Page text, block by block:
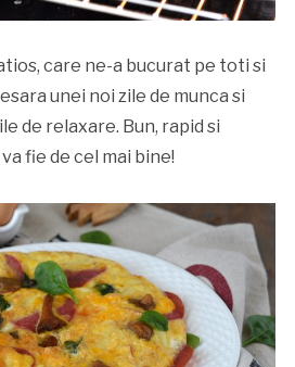
care ne-a bucurat pe toti si
unei noi zile de munca si
de relaxare. Bun, rapid si
fie de cel mai bine!